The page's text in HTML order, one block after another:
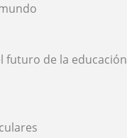
futuro de la educación